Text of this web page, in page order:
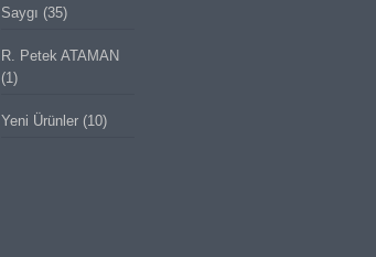
Saygı (35)
R. Petek ATAMAN
(1)
Yeni Ürünler(10)